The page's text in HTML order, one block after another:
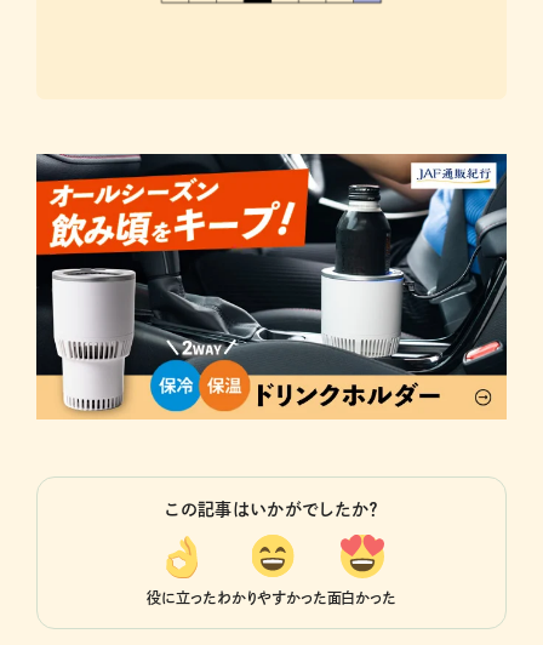
この記事はいかがでしたか？
役に立ったわかりやすかった面白かった